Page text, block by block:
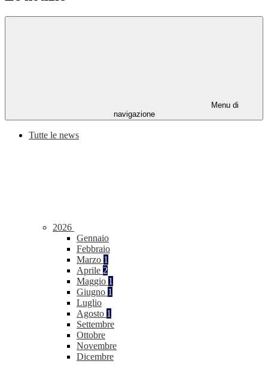
Menu di
navigazione
Tutte le news
2026
Gennaio
Febbraio
Marzo 1
Aprile 2
Maggio 1
Giugno 1
Luglio
Agosto 1
Settembre
Ottobre
Novembre
Dicembre